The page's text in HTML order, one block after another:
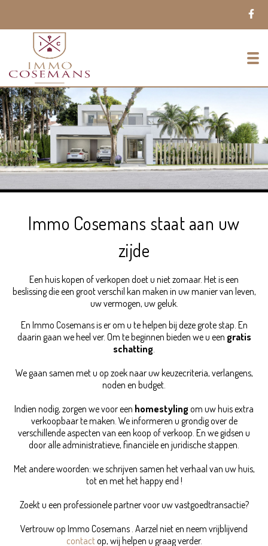
Immo Cosemans staat aan uw
zijde
Een huis kopen of verkopen doet u niet zomaar. Het is een
beslissing die een groot verschil kan maken in uw manier van leven,
uw vermogen, uw geluk.
En Immo Cosemans is er om u te helpen bij deze grote stap. En
daarin gaan we heel ver. Om te beginnen bieden we u een gratis
schatting.
We gaan samen met u op zoek naar uw keuzecriteria, verlangens,
noden en budget.
Indien nodig, zorgen we voor een homestylingom uw huis extra
verkoopbaar te maken. We informeren u grondig over de
verschillende aspecten van een koop of verkoop. En we gidsen u
door alle administratieve, financiële en juridische stappen.
Met andere woorden: we schrijven samen het verhaal van uw huis,
tot en met het happy end !
Zoekt u een professionele partner voor uw vastgoedtransactie?
Vertrouw op Immo Cosemans . Aarzel niet en neem vrijblijvend
contactop, wij helpen u graag verder.